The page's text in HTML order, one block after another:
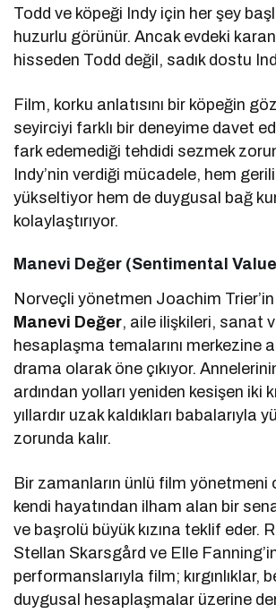
Todd ve köpeği Indy için her şey
huzurlu görünür. Ancak evdeki
hisseden Todd değil, sadık dostu
Film, korku anlatısını bir köpeğin
seyirciyi farklı bir deneyime davet
fark edemediği tehdidi sezmek
Indy’nin verdiği mücadele, hem
yükseltiyor hem de duygusal bağ
kolaylaştırıyor.
Manevi Değer (Sentimental
Norveçli yönetmen Joachim
Manevi Değer, aile ilişkileri, sanat
hesaplaşma temalarını merkezine
drama olarak öne çıkıyor.
ardından yolları yeniden kesişen iki
yıllardır uzak kaldıkları babalarıyla
zorunda kalır.
Bir zamanların ünlü film yönetmeni
kendi hayatından ilham alan bir
ve başrolü büyük kızına teklif eder.
Stellan Skarsgård ve Elle
performanslarıyla film; kırgınlıklar,
duygusal hesaplaşmalar üzerine